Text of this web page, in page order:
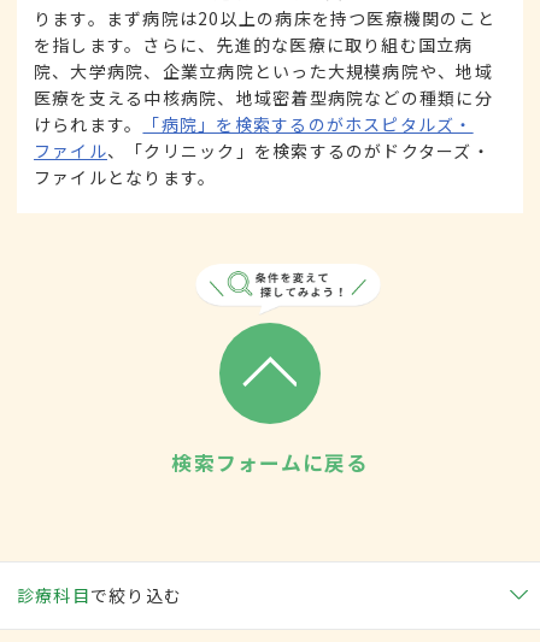
ります。まず病院は20以上の病床を持つ医療機関のこと
を指します。さらに、先進的な医療に取り組む国立病
院、大学病院、企業立病院といった大規模病院や、地域
医療を支える中核病院、地域密着型病院などの種類に分
けられます。
「病院」を検索するのがホスピタルズ・
ファイル、「クリニック」を検索するのがドクターズ・
ファイルとなります。
検索フォームに戻る
診療科目で絞り込む